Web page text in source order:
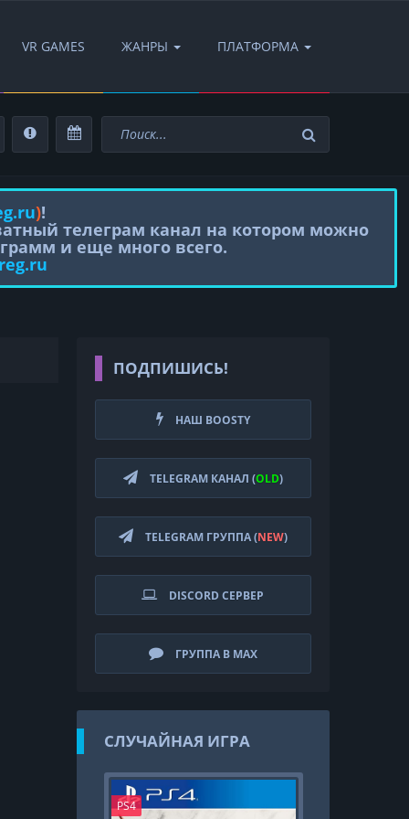
VR GAMES ЖАНРЫ ПЛАТФОРМА
)!
телеграм канал на котором можно
и еще много всего.
ПОДПИШИСЬ!
НАШ BOOSTY
TELEGRAM КАНАЛ (OLD)
TELEGRAM ГРУППА (NEW)
DISCORD СЕРВЕР
ГРУППА В MAX
СЛУЧАЙНАЯ ИГРА
PS4